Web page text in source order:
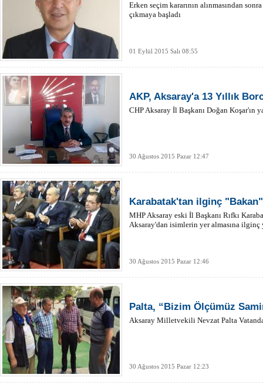
Erken seçim kararının alınmasından
çıkmaya başladı
01 Eylül 2015 Salı 08:55
AKP, Aksaray'a 13 Yıllık
CHP Aksaray İl Başkanı Doğan Koşar'ın
30 Ağustos 2015 Pazar 12:47
Karabatak'tan ilginç
MHP Aksaray eski İl Başkanı Rıfkı
Aksaray'dan isimlerin yer almasına ilginç
30 Ağustos 2015 Pazar 12:46
Palta, “Bizim Ölçümüz
Aksaray Milletvekili Nevzat Palta
30 Ağustos 2015 Pazar 12:23